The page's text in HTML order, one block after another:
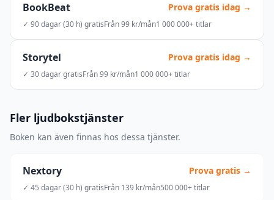
BookBeat Prova gratis idag →
✓ 90 dagar (30 h) gratisFrån 99 kr/mån1 000 000+ titlar
Storytel Prova gratis idag →
✓ 30 dagar gratisFrån 99 kr/mån1 000 000+ titlar
Fler ljudbokstjänster
Boken kan även finnas hos dessa tjänster.
Nextory Prova gratis →
✓ 45 dagar (30 h) gratisFrån 139 kr/mån500 000+ titlar